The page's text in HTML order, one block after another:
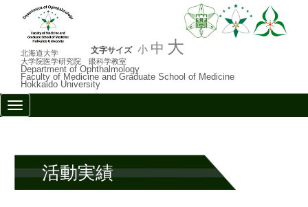
北海道大学
大学院医学研究院 眼科学教室
Department of Ophthalmology
Faculty of Medicine and Graduate School of Medicine
Hokkaido University
文字サイズ 小 中 大
N
a
t
o
活動実績